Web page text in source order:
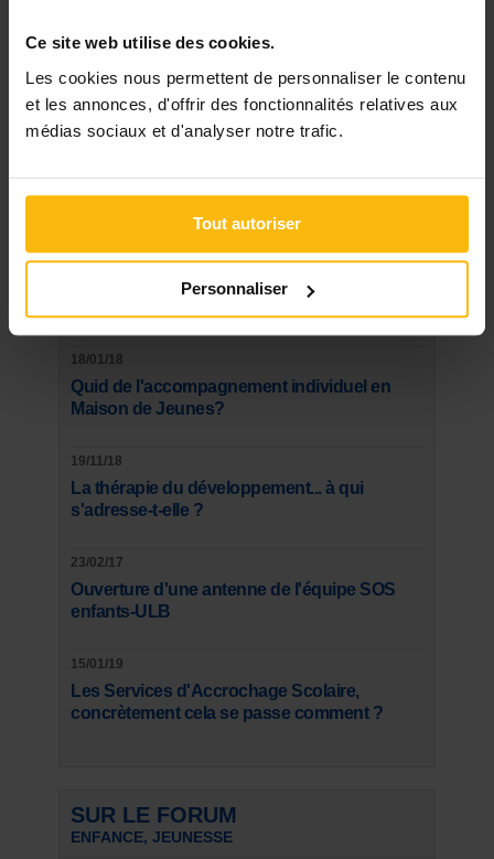
Ce site web utilise des cookies.
Les cookies nous permettent de personnaliser le contenu
et les annonces, d'offrir des fonctionnalités relatives aux
médias sociaux et d'analyser notre trafic.
Tout autoriser
Personnaliser
Voir les dossiers
15/03/18
La logopédie dès 2 ans et demi... plus qu'une
18/01/18
Quid de l'accompagnement individuel en
Maison de Jeunes?
19/11/18
La thérapie du développement... à qui
s'adresse-t-elle ?
23/02/17
Ouverture d'une antenne de l'équipe SOS
enfants-ULB
15/01/19
Les Services d'Accrochage Scolaire,
concrètement cela se passe comment ?
SUR LE FORUM
ENFANCE, JEUNESSE